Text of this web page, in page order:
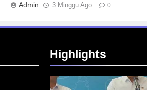
Admin 3 Minggu Ago 0
Highlights